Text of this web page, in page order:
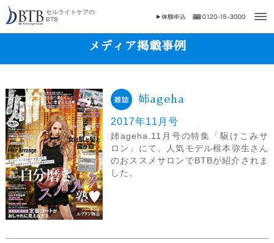
セルライトケアの
BTB
メディア掲載事例
姉ageha
2017年11月号
姉ageha.11月号の特集「駆けこみサ
ロン」にて、人気モデル根本弥生さん
のおススメサロンでBTBが紹介されま
した。